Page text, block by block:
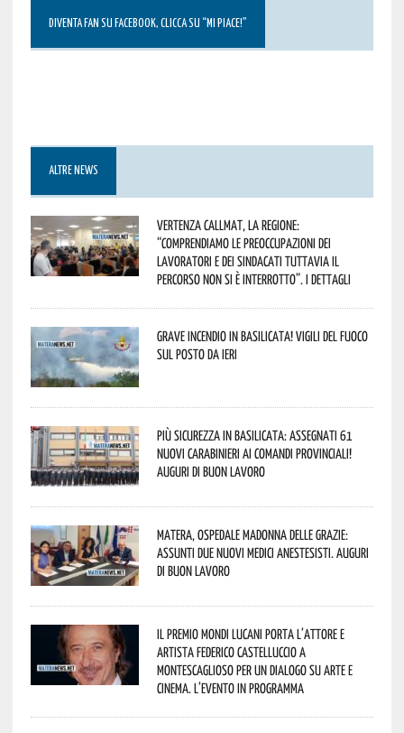
DIVENTA FAN SU FACEBOOK, CLICCA SU “MI PIACE!”
ALTRE NEWS
Vertenza CallMat, la Regione:
“comprendiamo le preoccupazioni dei
lavoratori e dei sindacati tuttavia il
percorso non si è interrotto”. I dettagli
Grave incendio in Basilicata! Vigili del fuoco
sul posto da ieri
Più sicurezza in Basilicata: assegnati 61
nuovi Carabinieri ai Comandi provinciali!
Auguri di buon lavoro
Matera, Ospedale Madonna delle Grazie:
assunti due nuovi medici anestesisti. Auguri
di buon lavoro
Il Premio Mondi Lucani porta l’attore e
artista Federico Castelluccio a
Montescaglioso per un dialogo su arte e
cinema. L’evento in programma